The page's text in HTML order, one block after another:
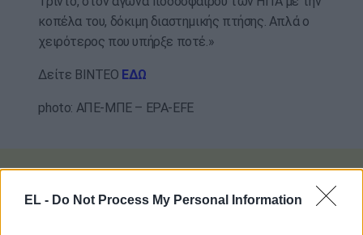
EL - Do Not Process My Personal Information
κοπέλα του, δόκιμη διαστημικής πτήσης. Απλά ο
χειρότερος που υπήρξε ποτέ.»
Δείτε ΒΙΝΤΕΟ ΕΔΩ
photo: ΑΠΕ-ΜΠΕ – EPA-EFE